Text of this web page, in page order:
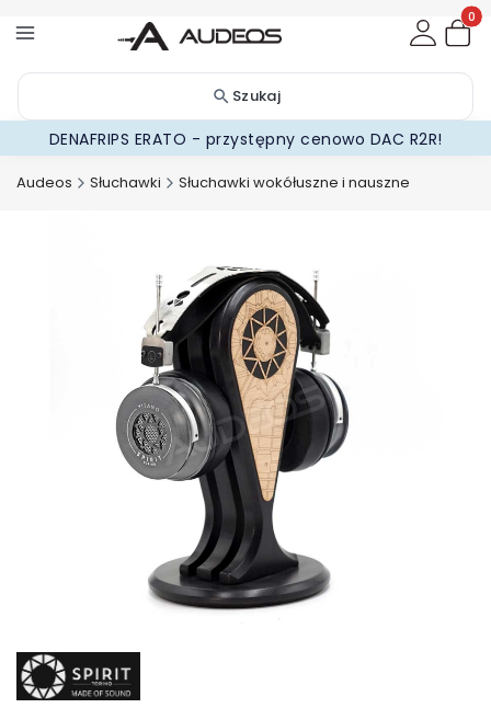
Szukaj
DENAFRIPS ERATO - przystępny cenowo DAC R2R!
Audeos Słuchawki Słuchawki wokółuszne i nauszne